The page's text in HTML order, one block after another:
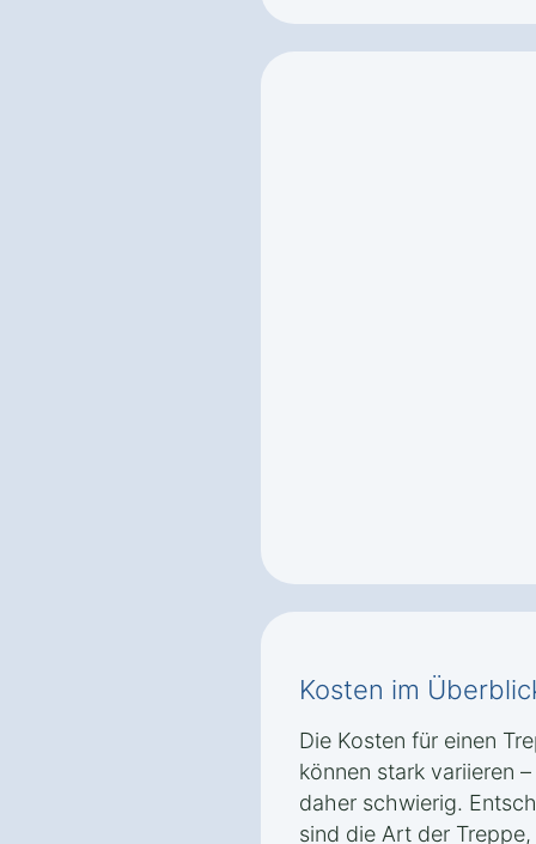
Kosten im
Die Kosten für einen
können stark variieren
daher schwierig.
sind die Art der